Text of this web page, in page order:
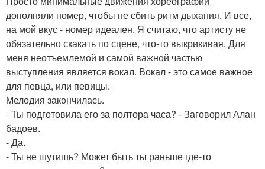
дополняли номер, чтобы не сбить ритм дыхания. И все,
на мой вкус - номер идеален. Я считаю, что артисту не
обязательно скакать по сцене, что-то выкрикивая. Для
меня неотъемлемой и самой важной частью
выступления является вокал. Вокал - это самое важное
для певца, или певицы.
Мелодия закончилась.
- Ты подготовила его за полтора часа? - Заговорил Алан
бадоев.
- Да.
- Ты не шутишь? Может быть ты раньше где-то